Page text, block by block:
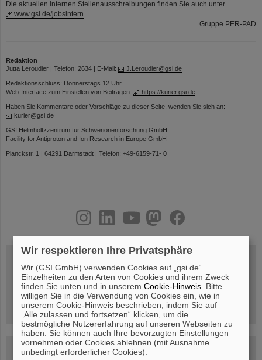
Die aktuellen internen Stellenausschreibungen finden Sie auch unter
www.gsi.de/jobsintern
Gruppe PER-PAD
Redaktion
Jutta Leroudier | Telefon: 2634 | E-Mail:
J.Leroudier@gsi.de
Redaktionsschluss: Donnerstags 12 Uhr
Web-Interface zum Einstellen von Beiträgen:
https://kurier.gsi.de
Haben Sie Kommentare oder Vorschläge zu dieser Seite, wenden Sie sich an:
kurier@gsi.de
GSI Helmholtzzentrum für Schwerionenforschung GmbH
Facility for Antiproton and Ion Research in Europe GmbH
Planckstr. 1 | 64291 Darmstadt | Telefon: +49-6159-71- 0
youtubehelmholtz.socialfacebook
Mittwoch, 19.08.2026, 14 Uhr
Warum existiert nicht einfach nichts?
Hannah Elfner,
GSI/FAIR/Goethe-Universität
Anmeldung und weitere Informationen
SCIENCE POP-UP
geöffnet Di – Fr,
Wir respektieren Ihre Privatsphäre
Wir (GSI GmbH) verwenden Cookies auf „gsi.de“.
Einzelheiten zu den Arten von Cookies und ihrem Zweck
finden Sie unten und in unseremCookie-Hinweis . Bitte
willigen Sie in die Verwendung von Cookies ein, wie in
unserem Cookie-Hinweis beschrieben, indem Sie auf
„Alle zulassen und fortsetzen“ klicken, um die
bestmögliche Nutzererfahrung auf unseren Webseiten zu
haben. Sie können auch Ihre bevorzugten Einstellungen
vornehmen oder Cookies ablehnen (mit Ausnahme
unbedingt erforderlicher Cookies).